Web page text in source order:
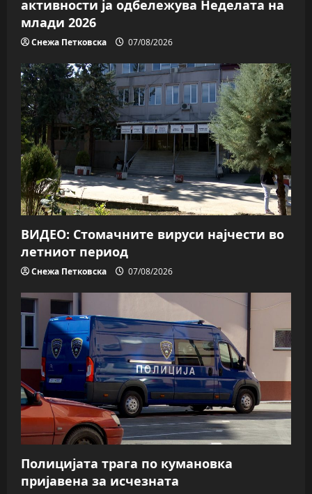
активности ја одбележува Неделата на
млади 2026
Снежа Петковска 07/08/2026
ВИДЕО: Стомачните вируси најчести во
летниот период
Снежа Петковска 07/08/2026
Полицијата трага пo кумановка
пријавена за исчезната